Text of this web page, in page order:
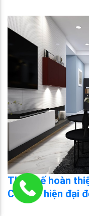
Thiết kế hoàn
Cô Đào hiện đại